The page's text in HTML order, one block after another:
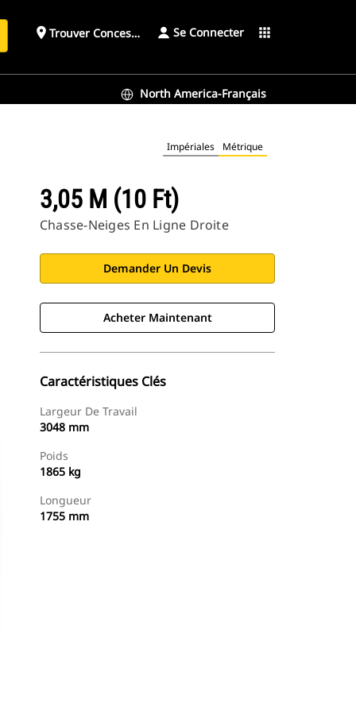
place Trouver ConcessionnaireSe Connecter apps
North America-Français
Impériales Métrique
3,05 M (10 Ft)
Chasse-Neiges En Ligne Droite
Demander Un Devis
Acheter Maintenant
Caractéristiques Clés
Largeur De Travail
3048 mm
Poids
1865 kg
Longueur
1755 mm